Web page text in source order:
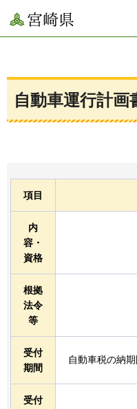
宮崎県
自動車運行計画
項目
内
容・
資格
根拠
法令
等
受付
期間
自動車税の納
受付